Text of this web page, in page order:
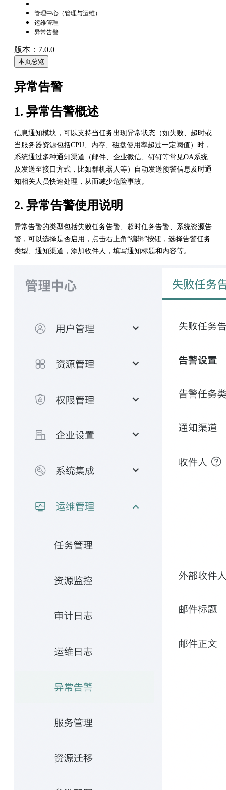
管理中心（管理与运维）
运维管理
异常告警
版本：7.0.0
本页总览
异常告警
1. 异常告警概述
信息通知模块，可以支持当任务出现异常状态（如失败、超时或
当服务器资源包括CPU、内存、磁盘使用率超过一定阈值）时，
系统通过多种通知渠道（邮件、企业微信、钉钉等常见OA系统
及发送至接口方式，比如群机器人等）自动发送预警信息及时通
知相关人员快速处理，从而减少危险事故。
2. 异常告警使用说明
异常告警的类型包括失败任务告警、超时任务告警、系统资源告
警，可以选择是否启用，点击右上角“编辑”按钮，选择告警任务
类型、通知渠道，添加收件人，填写通知标题和内容等。